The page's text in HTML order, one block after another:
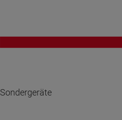
Sondergeräte